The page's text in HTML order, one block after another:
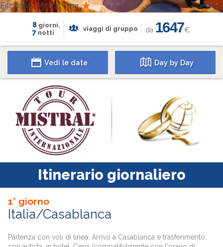
Esclusiva Mistral Tour
8 giorni,
7 notti
viaggi di gruppo da 1647€
Vedi le date Day by Day
Itinerario giornaliero
1° giorno
Italia/Casablanca
Partenza con voli di linea. Arrivo a Casablanca e trasferimento,